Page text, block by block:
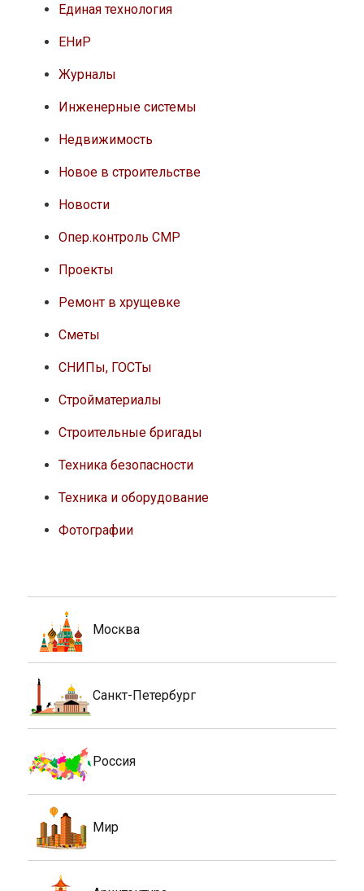
Единая технология
ЕНиР
Журналы
Инженерные системы
Недвижимость
Новое в строительстве
Новости
Опер.контроль СМР
Проекты
Ремонт в хрущевке
Сметы
СНИПы, ГОСТы
Стройматериалы
Строительные бригады
Техника безопасности
Техника и оборудование
Фотографии
Москва
Санкт-Петербург
Россия
Мир